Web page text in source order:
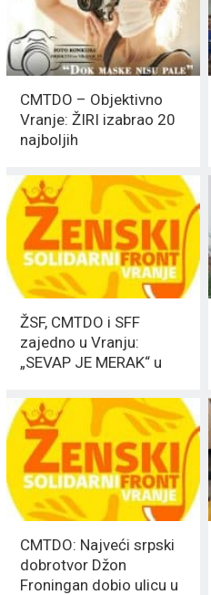
CMTDO – Objektivno
Vranje: ŽIRI izabrao 20
najboljih
ŽSF, CMTDO i SFF
zajedno u Vranju:
„SEVAP JE MERAK“ u
CMTDO: Najveći srpski
dobrotvor Džon
Froningan dobio ulicu u